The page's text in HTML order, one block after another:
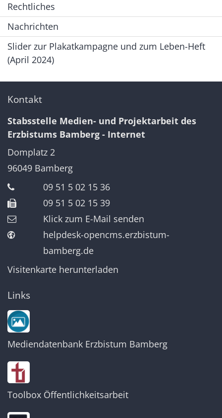
Rechtliches
Nachrichten
Slider zur Plakatkampagne und zum Leben-Heft
(April 2024)
Kontakt
Stabsstelle Medien- und Projektarbeit des
Erzbistums Bamberg - Internet
Domplatz 2
96049 Bamberg
09 51 5 02 15 36
09 51 5 02 15 39
Klick zum E-Mail senden
helpdesk-opencms.erzbistum-
bamberg.de
Visitenkarte herunterladen
Links
Mediendatenbank Erzbistum Bamberg
Toolbox Öffentlichkeitsarbeit